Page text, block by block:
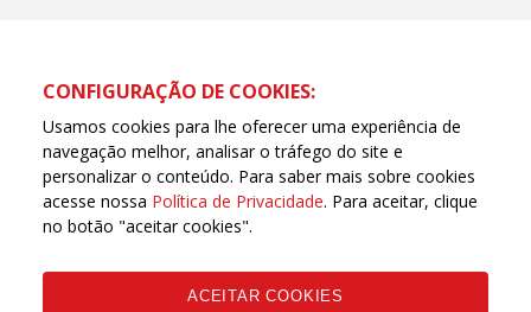
CONFIGURAÇÃO DE COOKIES:
Usamos cookies para lhe oferecer uma experiência de
navegação melhor, analisar o tráfego do site e
personalizar o conteúdo. Para saber mais sobre cookies
acesse nossa Política de Privacidade. Para aceitar, clique
no botão "aceitar cookies".
ACEITAR COOKIES